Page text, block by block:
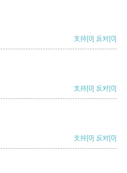
支持[0] 反对[0]
支持[0] 反对[0]
支持[0] 反对[0]